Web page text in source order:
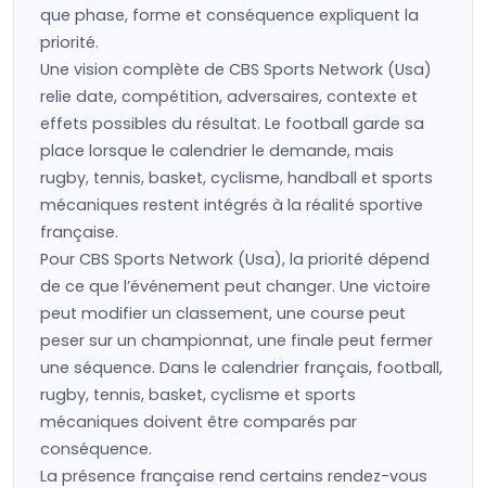
que phase, forme et conséquence expliquent la
priorité.
Une vision complète de CBS Sports Network (Usa)
relie date, compétition, adversaires, contexte et
effets possibles du résultat. Le football garde sa
place lorsque le calendrier le demande, mais
rugby, tennis, basket, cyclisme, handball et sports
mécaniques restent intégrés à la réalité sportive
française.
Pour CBS Sports Network (Usa), la priorité dépend
de ce que l’événement peut changer. Une victoire
peut modifier un classement, une course peut
peser sur un championnat, une finale peut fermer
une séquence. Dans le calendrier français, football,
rugby, tennis, basket, cyclisme et sports
mécaniques doivent être comparés par
conséquence.
La présence française rend certains rendez-vous